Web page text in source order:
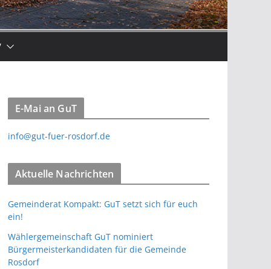
E-Mai an GuT
info@gut-fuer-rosdorf.de
Aktuelle Nachrichten
Gemeinderat Kompakt: GuT setzt sich für euch
ein!
Wählergemeinschaft GuT nominiert
Bürgermeisterkandidaten für die Gemeinde
Rosdorf